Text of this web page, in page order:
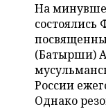
КОМУ
ТОРГОВЫЕ
ТАТАРСТАНА
БЮДЖЕТ
ИНВЕСТИЦИИ
НЕФТЕХИМИЯ
НЕФТЬ
НОВОСТИ АВТО
БИЗНЕС
НОВОСТИ
РОЗНИЧНАЯ
ТЕХНОЛОГИИ
НОВОСТИ
МЕРОПРИЯТИЯ
На
состоялись
(Батырши)
России
Однако